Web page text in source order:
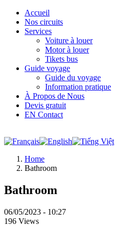
Accueil
Nos circuits
Services
Voiture à louer
Motor à louer
Tikets bus
Guide voyage
Guide du voyage
Information pratique
À Propos de Nous
Devis gratuit
EN Contact
Home
Bathroom
Bathroom
06/05/2023 - 10:27
196 Views